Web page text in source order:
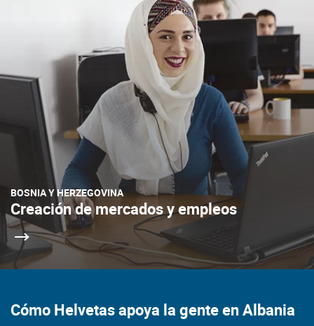
BOSNIA Y HERZEGOVINA
Creación de mercados y empleos
Cómo Helvetas apoya la gente en Albania